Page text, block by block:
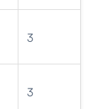
3
3